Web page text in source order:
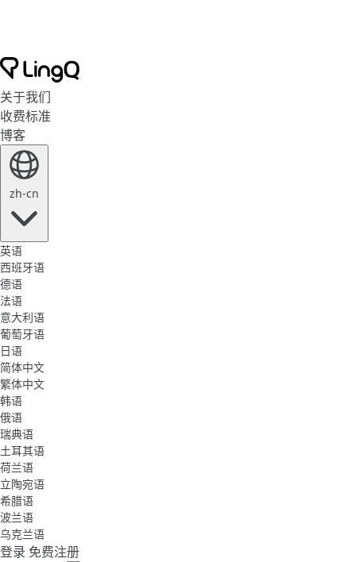
关于我们
收费标准
博客
zh-cn
英语
西班牙语
德语
法语
意大利语
葡萄牙语
日语
简体中文
繁体中文
韩语
俄语
瑞典语
土耳其语
荷兰语
立陶宛语
希腊语
波兰语
乌克兰语
登录 免费注册